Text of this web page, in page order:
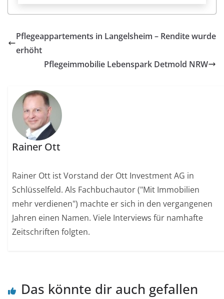
Pflegeappartements in Langelsheim – Rendite wurde
erhöht
Pflegeimmobilie Lebenspark Detmold NRW
Rainer Ott
Rainer Ott ist Vorstand der Ott Investment AG in
Schlüsselfeld. Als Fachbuchautor ("Mit Immobilien
mehr verdienen") machte er sich in den vergangenen
Jahren einen Namen. Viele Interviews für namhafte
Zeitschriften folgten.
Das könnte dir auch gefallen